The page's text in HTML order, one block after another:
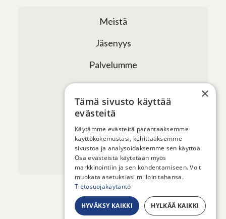
Meistä
Jäsenyys
Palvelumme
Verkostomme
Tapahtumat
Uutiset ja artikkelit
Yhteystiedot
© 2026 - Sauna from Finland ry
×
Tämä sivusto käyttää
evästeitä
Käytämme evästeitä parantaaksemme
käyttökokemustasi, kehittääksemme
sivustoa ja analysoidaksemme sen käyttöä.
Osa evästeistä käytetään myös
markkinointiin ja sen kohdentamiseen. Voit
muokata asetuksiasi milloin tahansa.
Tietosuojakäytäntö
HYVÄKSY KAIKKI HYLKÄÄ KAIKKI